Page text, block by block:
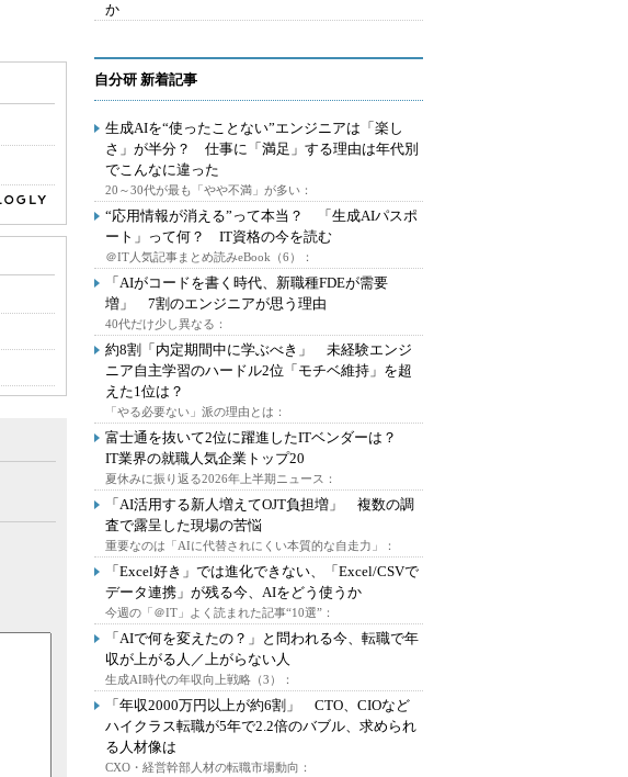
か
自分研 新着記事
生成AIを“使ったことない”エンジニアは「楽し
さ」が半分？ 仕事に「満足」する理由は年代別
でこんなに違った
20～30代が最も「やや不満」が多い：
“応用情報が消える”って本当？ 「生成AIパスポ
ート」って何？ IT資格の今を読む
＠IT人気記事まとめ読みeBook（6）：
「AIがコードを書く時代、新職種FDEが需要
増」 7割のエンジニアが思う理由
40代だけ少し異なる：
約8割「内定期間中に学ぶべき」 未経験エンジ
ニア自主学習のハードル2位「モチベ維持」を超
えた1位は？
「やる必要ない」派の理由とは：
富士通を抜いて2位に躍進したITベンダーは？
IT業界の就職人気企業トップ20
夏休みに振り返る2026年上半期ニュース：
「AI活用する新人増えてOJT負担増」 複数の調
査で露呈した現場の苦悩
重要なのは「AIに代替されにくい本質的な自走力」：
「Excel好き」では進化できない、「Excel/CSVで
データ連携」が残る今、AIをどう使うか
今週の「＠IT」よく読まれた記事“10選”：
「AIで何を変えたの？」と問われる今、転職で年
収が上がる人／上がらない人
生成AI時代の年収向上戦略（3）：
「年収2000万円以上が約6割」 CTO、CIOなど
ハイクラス転職が5年で2.2倍のバブル、求められ
る人材像は
CXO・経営幹部人材の転職市場動向：